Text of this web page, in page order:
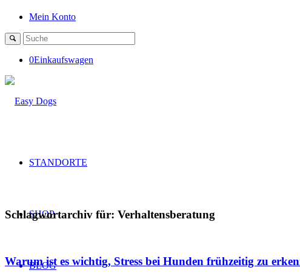
Mein Konto
0Einkaufswagen
STANDORTE
SHOP
BLOG
Schlagwortarchiv für: Verhaltensberatung
Warum ist es wichtig, Stress bei Hunden frühzeitig zu